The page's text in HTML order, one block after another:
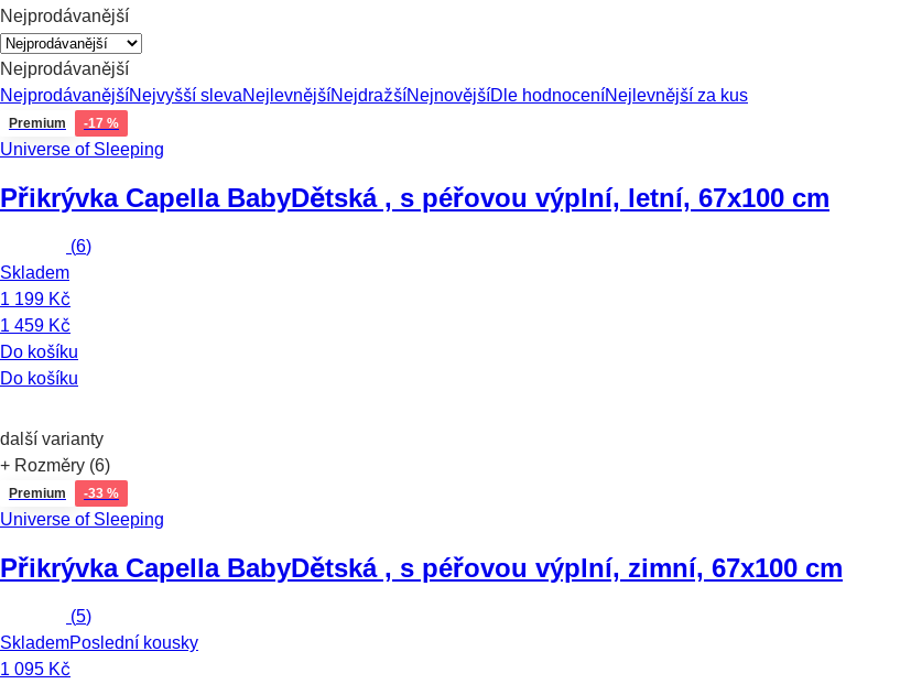
Nejprodávanější
Nejprodávanější
NejprodávanějšíNejvyšší slevaNejlevnějšíNejdražšíNejnovějšíDle hodnoceníNejlevnější za kus
Premium -17 %
Universe of Sleeping
Přikrývka Capella BabyDětská , s péřovou výplní, letní, 67x100 cm
(6)
Skladem
1 199 Kč
1 459 Kč
Do košíku
Do košíku
další varianty
+ Rozměry (6)
Premium -33 %
Universe of Sleeping
Přikrývka Capella BabyDětská , s péřovou výplní, zimní, 67x100 cm
(5)
SklademPoslední kousky
1 095 Kč